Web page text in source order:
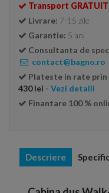
Transport
Livrare: 7-15 zile
Garantie: 5 ani
Consultanta de
contact@bagno.ro
Plateste in rate
430 lei - Vezi detalii
Finantare 100 %
Descriere